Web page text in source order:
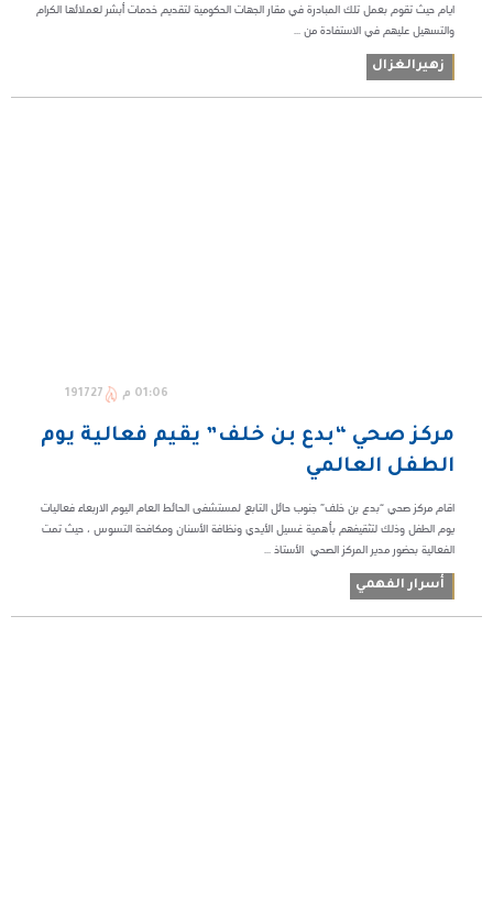
ايام حيث تقوم بعمل تلك المبادرة في مقار الجهات الحكومية لتقديم خدمات أبشر لعملائها الكرام
والتسهيل عليهم في الاستفادة من ...
زهيرالغزال
01:06 م 191727
مركز صحي “بدع بن خلف” يقيم فعالية يوم
الطفل العالمي
اقام مركز صحي “بدع بن خلف” جنوب حائل التابع لمستشفى الحائط العام اليوم الاربعاء فعاليات
يوم الطفل وذلك لتثقيفهم بأهمية غسيل الأيدي ونظافة الأسنان ومكافحة التسوس ، حيث تمت
الفعالية بحضور مدير المركز الصحي الأستاذ ...
أسرار الفهمي